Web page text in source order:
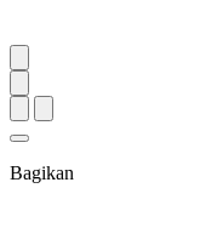
Bagikan